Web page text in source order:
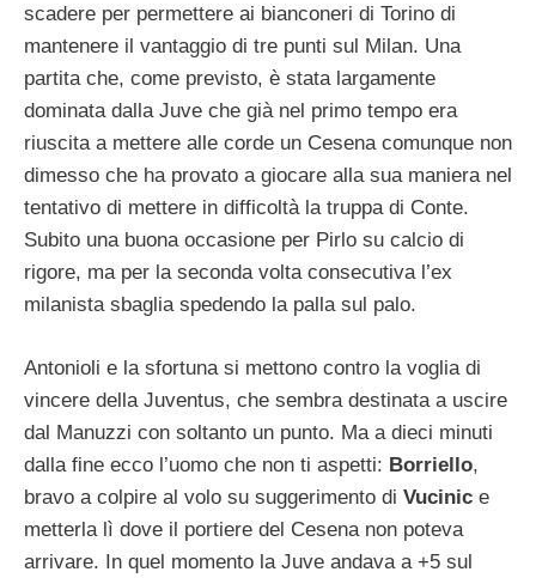
scadere per permettere ai bianconeri di Torino di
mantenere il vantaggio di tre punti sul Milan. Una
partita che, come previsto, è stata largamente
dominata dalla Juve che già nel primo tempo era
riuscita a mettere alle corde un Cesena comunque non
dimesso che ha provato a giocare alla sua maniera nel
tentativo di mettere in difficoltà la truppa di Conte.
Subito una buona occasione per Pirlo su calcio di
rigore, ma per la seconda volta consecutiva l’ex
milanista sbaglia spedendo la palla sul palo.
Antonioli e la sfortuna si mettono contro la voglia di
vincere della Juventus, che sembra destinata a uscire
dal Manuzzi con soltanto un punto. Ma a dieci minuti
dalla fine ecco l’uomo che non ti aspetti: Borriello,
bravo a colpire al volo su suggerimento di Vucinic e
metterla lì dove il portiere del Cesena non poteva
arrivare. In quel momento la Juve andava a +5 sul